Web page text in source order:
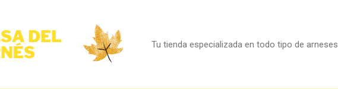
Tu tienda especializada en todo tipo de arneses